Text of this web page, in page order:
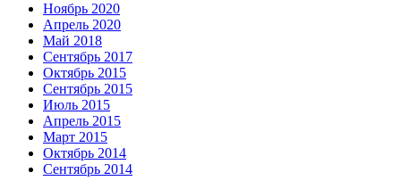
Ноябрь 2020
Апрель 2020
Май 2018
Сентябрь 2017
Октябрь 2015
Сентябрь 2015
Июль 2015
Апрель 2015
Март 2015
Октябрь 2014
Сентябрь 2014